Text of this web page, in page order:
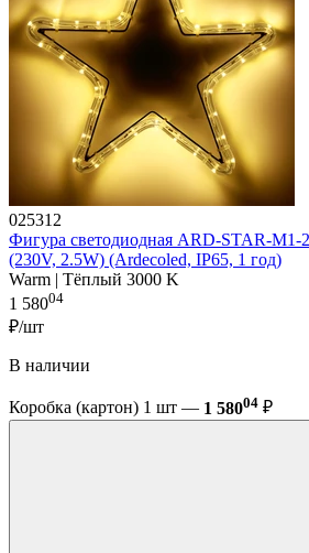
025312
Фигура cветодиодная ARD-STAR-M1-
(230V, 2.5W) (Ardecoled, IP65, 1 год)
Warm | Тёплый 3000 K
1 58004
₽/шт
В наличии
Коробка (картон) 1 шт — 1 58004 ₽